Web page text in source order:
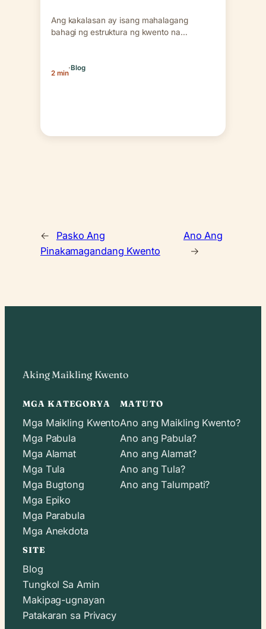
Ang kakalasan ay isang mahalagang
bahagi ng estruktura ng kwento na
2 min
·Blog
←
Pasko Ang
Pinakamagandang Kwento
Ano Ang
→
Aking Maikling Kwento
MGA KATEGORYA
Mga Maikling Kwento
Mga Pabula
Mga Alamat
Mga Tula
Mga Bugtong
Mga Epiko
Mga Parabula
Mga Anekdota
MATUTO
Ano ang Maikling Kwento?
Ano ang Pabula?
Ano ang Alamat?
Ano ang Tula?
Ano ang Talumpati?
SITE
Blog
Tungkol Sa Amin
Makipag-ugnayan
Patakaran sa Privacy